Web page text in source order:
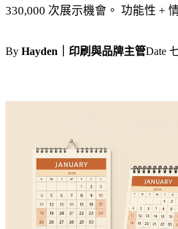
330,000 次展示機會。 功能性 +
By Hayden｜印刷與品牌主管Date